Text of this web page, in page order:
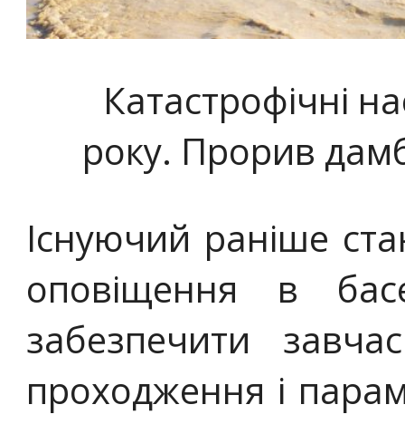
Катастрофічні
року. Прорив
Існуючий раніше
оповіщення в
забезпечити
проходження і